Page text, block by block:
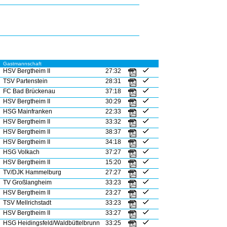
Gastmannschaft
HSV Bergtheim II
27:32
TSV Partenstein
28:31
FC Bad Brückenau
37:18
HSV Bergtheim II
30:29
HSG Mainfranken
22:33
HSV Bergtheim II
33:32
HSV Bergtheim II
38:37
HSV Bergtheim II
34:18
HSG Volkach
37:27
HSV Bergtheim II
15:20
TV/DJK Hammelburg
27:27
TV Großlangheim
33:23
HSV Bergtheim II
23:27
TSV Mellrichstadt
33:23
HSV Bergtheim II
33:27
HSG Heidingsfeld/Waldbüttelbrunn
33:25